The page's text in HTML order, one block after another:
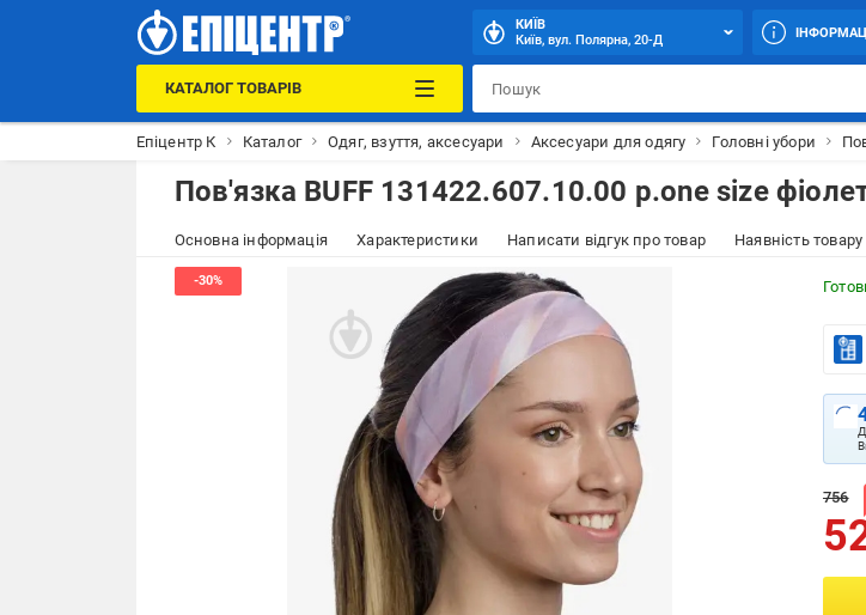
КИЇВ
Київ, вул. Полярна, 20-Д
КАТАЛОГ ТОВАРІВ
Епіцентр К Каталог Одяг, взуття, аксесуари Аксесуари для одягу Головні убори
Пов'язка BUFF 131422.607.10.00 р.one size
Основна інформація Характеристики Написати відгук про товар Наявність
756